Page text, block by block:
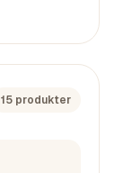
15 produkter